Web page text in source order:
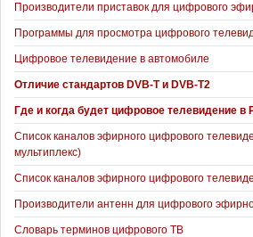
Производители приставок для цифрового
Программы для просмотра цифрового
Цифровое телевидение в автомобиле
Отличие стандартов DVB-T и DVB-T2
Где и когда будет цифровое телевидение в
Список каналов эфирного цифрового
мультиплекс)
Список каналов эфирного цифрового
Производители антенн для цифрового
Словарь терминов цифрового ТВ